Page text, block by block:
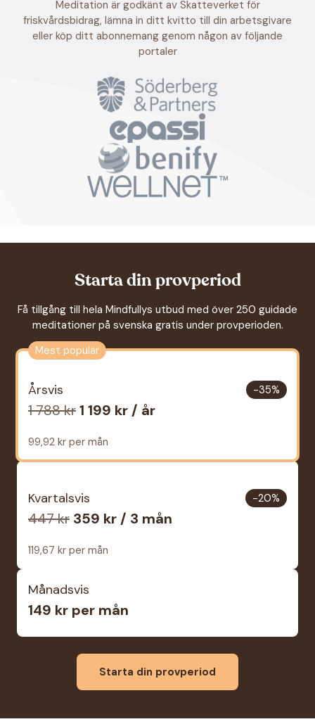
Meditation är godkänt av Skatteverket för
friskvårdsbidrag, lämna in ditt kvitto till din arbetsgivare
eller köp ditt abonnemang genom någon av följande
portaler
Starta din provperiod
Få tillgång till hela Mindfullys utbud med över 250 guidade
meditationer på svenska gratis under provperioden.
Månadsvis
149 kr per mån
-20%
Kvartalsvis
447 kr 359 kr / 3 mån
119,67 kr per mån
Mest populär
-35%
Årsvis
1 788 kr1 199 kr / år
99,92 kr per mån
Starta din provperiod